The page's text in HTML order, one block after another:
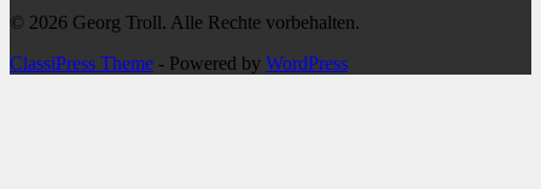
© 2026 Georg Troll. Alle Rechte vorbehalten.
ClassiPress Theme - Powered by WordPress